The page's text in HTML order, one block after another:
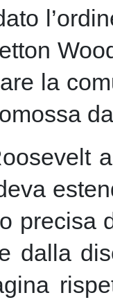
la
precisa
dalla